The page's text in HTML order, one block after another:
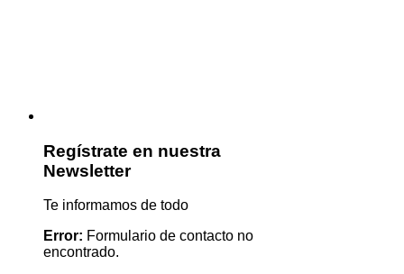
Regístrate en nuestra
Newsletter
Te informamos de todo
Error: Formulario de contacto no
encontrado.